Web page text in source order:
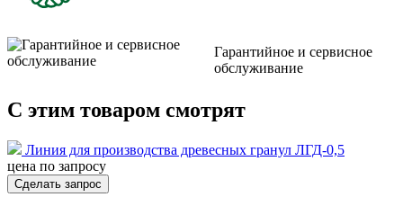
Гарантийное и сервисное
обслуживание
С этим товаром смотрят
Линия для производства древесных гранул ЛГД-0,5
цена по запросу
Сделать запрос